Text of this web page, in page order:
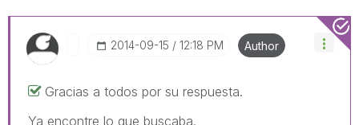
‎2014-09-15 12:18 PM Author
Gracias a todos por su respuesta.
Ya encontre lo que buscaba.